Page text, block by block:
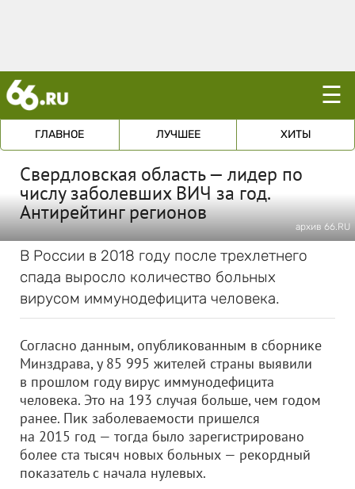
☰
ГЛАВНОЕ ЛУЧШЕЕ ХИТЫ
Свердловская область — лидер по
числу заболевших ВИЧ за год.
Антирейтинг регионов
архив 66.RU
В России в 2018 году после трехлетнего
спада выросло количество больных
вирусом иммунодефицита человека.
Согласно данным, опубликованным в сборнике
Минздрава, у 85 995 жителей страны выявили
в прошлом году вирус иммунодефицита
человека. Это на 193 случая больше, чем годом
ранее. Пик заболеваемости пришелся
на 2015 год — тогда было зарегистрировано
более ста тысяч новых больных — рекордный
показатель с начала нулевых.